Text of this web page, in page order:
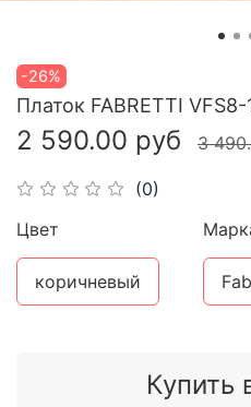
-26%
(0)
Платок FABRETTI VFS8-
2 590.00 руб 3
Купить
Цвет
коричневый